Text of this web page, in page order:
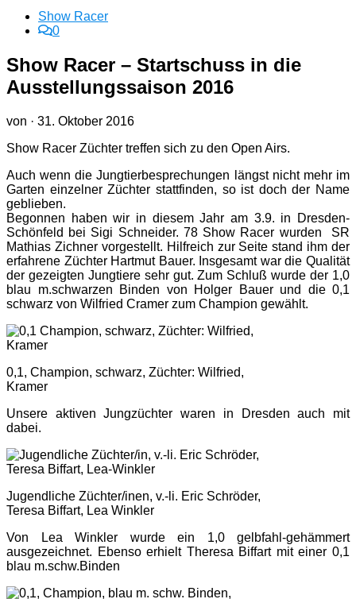
Show Racer
0
Show Racer – Startschuss in die
Ausstellungssaison 2016
von · 31. Oktober 2016
Show Racer Züchter treffen sich zu den Open Airs.
Auch wenn die Jungtierbesprechungen längst nicht mehr im
Garten einzelner Züchter stattfinden, so ist doch der Name
geblieben.
Begonnen haben wir in diesem Jahr am 3.9. in Dresden-
Schönfeld bei Sigi Schneider. 78 Show Racer wurden SR
Mathias Zichner vorgestellt. Hilfreich zur Seite stand ihm der
erfahrene Züchter Hartmut Bauer. Insgesamt war die Qualität
der gezeigten Jungtiere sehr gut. Zum Schluß wurde der 1,0
blau m.schwarzen Binden von Holger Bauer und die 0,1
schwarz von Wilfried Cramer zum Champion gewählt.
0,1, Champion, schwarz, Züchter: Wilfried,
Kramer
Unsere aktiven Jungzüchter waren in Dresden auch mit
dabei.
Jugendliche Züchter/inen, v.-li. Eric Schröder,
Teresa Biffart, Lea Winkler
Von Lea Winkler wurde ein 1,0 gelbfahl-gehämmert
ausgezeichnet. Ebenso erhielt Theresa Biffart mit einer 0,1
blau m.schw.Binden